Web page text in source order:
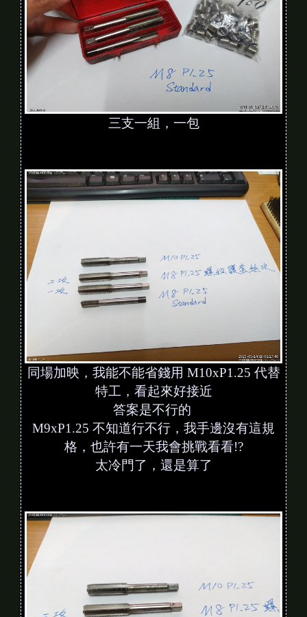
三支一組，一包
同場加映，我能不能省錢用 M10xP1.25 代替
特工，看起來好接近
答案是不行的
M9xP1.25 不知道行不行，我手邊沒有這規
格，也許有一天我會挑戰看看!?
太冷門了，還是算了